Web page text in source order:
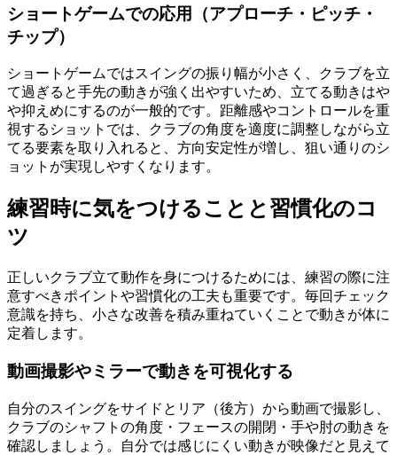
ショートゲームでの応用（アプローチ・ピッチ・
チップ）
ショートゲームではスイングの振り幅が小さく、クラブを立
て過ぎると手先の動きが強く出やすいため、立てる動きはや
や抑えめにするのが一般的です。距離感やコントロールを重
視するショットでは、クラブの角度を適度に調整しながら立
てる要素を取り入れると、方向安定性が増し、狙い通りのシ
ョットが実現しやすくなります。
練習時に気をつけることと習慣化のコ
ツ
正しいクラブ立て動作を身につけるためには、練習の際に注
意すべきポイントや習慣化の工夫も重要です。毎回チェック
意識を持ち、小さな改善を積み重ねていくことで動きが体に
定着します。
動画撮影やミラーで動きを可視化する
自分のスイングをサイドとリア（後方）から動画で撮影し、
クラブのシャフトの角度・フェースの開閉・手や肘の動きを
確認しましょう。自分では感じにくい動きが映像だと見えて